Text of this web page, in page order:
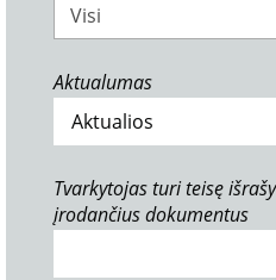
Visi
Aktualumas
Tvarkytojas turi teisę
įrodančius dokumentus